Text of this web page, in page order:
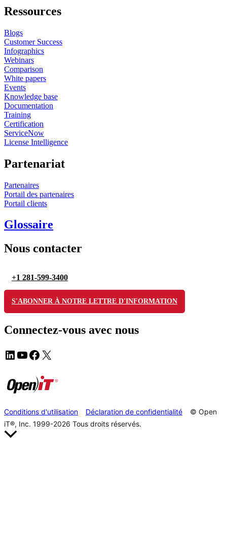
Ressources
Blogs
Customer Success
Infographics
Webinars
Comparison
White papers
Events
Knowledge base
Documentation
Training
Certification
ServiceNow
License Intelligence
Partenariat
Partenaires
Portail des partenaires
Portail clients
Glossaire
Nous contacter
+1 281-599-3400
S'ABONNER À NOTRE LETTRE D'INFORMATION
Connectez-vous avec nous
Conditions d'utilisation Déclaration de confidentialité
© Open
iT®, Inc. 1999-2026 Tous droits réservés.